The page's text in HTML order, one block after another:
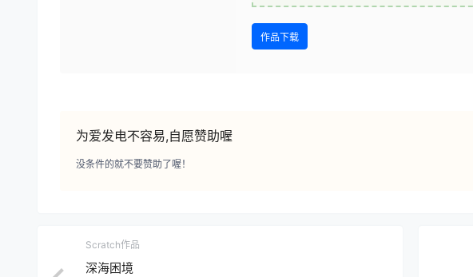
作品下载
为爱发电不容易,自愿赞助喔
没条件的就不要赞助了喔！
Scratch作品
深海困境